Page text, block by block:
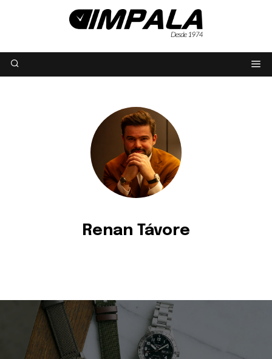
Renan Távore